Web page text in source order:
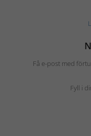
Få e-post med
Fyll i